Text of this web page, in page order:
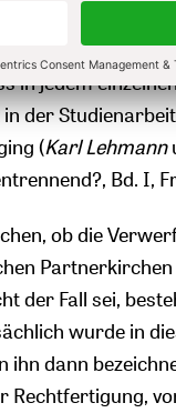
zu den
Gut ist,
jedem einzelnen
der
(Karl Lehmann
Bd. I,
ob die
der Fall sei,
wurde in
ihn dann
Rechtfertigung,